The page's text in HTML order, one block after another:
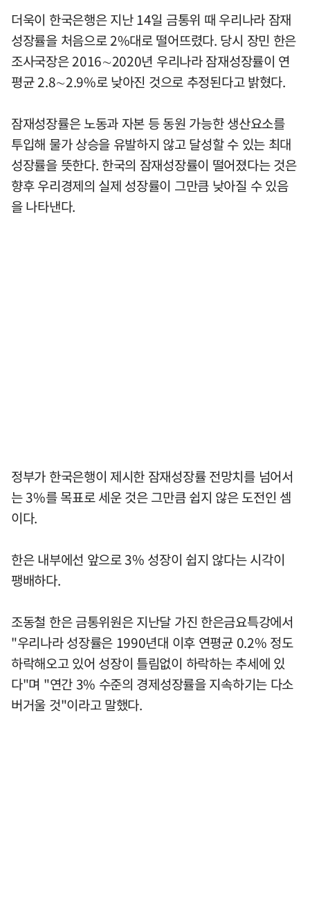
더욱이 한국은행은 지난 14일 금통위 때 우리나라 잠재
성장률을 처음으로 2%대로 떨어뜨렸다. 당시 장민 한은
조사국장은 2016∼2020년 우리나라 잠재성장률이 연
평균 2.8∼2.9%로 낮아진 것으로 추정된다고 밝혔다.
잠재성장률은 노동과 자본 등 동원 가능한 생산요소를
투입해 물가 상승을 유발하지 않고 달성할 수 있는 최대
성장률을 뜻한다. 한국의 잠재성장률이 떨어졌다는 것은
향후 우리경제의 실제 성장률이 그만큼 낮아질 수 있음
을 나타낸다.
정부가 한국은행이 제시한 잠재성장률 전망치를 넘어서
는 3%를 목표로 세운 것은 그만큼 쉽지 않은 도전인 셈
이다.
한은 내부에선 앞으로 3% 성장이 쉽지 않다는 시각이
팽배하다.
조동철 한은 금통위원은 지난달 가진 한은금요특강에서
"우리나라 성장률은 1990년대 이후 연평균 0.2% 정도
하락해오고 있어 성장이 틀림없이 하락하는 추세에 있
다"며 "연간 3% 수준의 경제성장률을 지속하기는 다소
버거울 것"이라고 말했다.